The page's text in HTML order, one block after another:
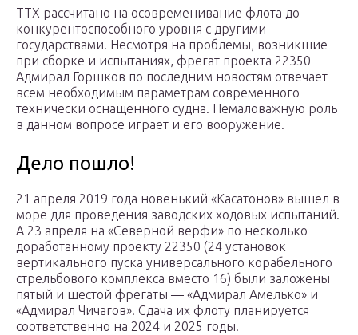
ТТХ рассчитано на осовременивание флота до
конкурентоспособного уровня с другими
государствами. Несмотря на проблемы, возникшие
при сборке и испытаниях, фрегат проекта 22350
Адмирал Горшков по последним новостям отвечает
всем необходимым параметрам современного
технически оснащенного судна. Немаловажную роль
в данном вопросе играет и его вооружение.
Дело пошло!
21 апреля 2019 года новенький «Касатонов» вышел в
море для проведения заводских ходовых испытаний.
А 23 апреля на «Северной верфи» по несколько
доработанному проекту 22350 (24 установок
вертикального пуска универсального корабельного
стрельбового комплекса вместо 16) были заложены
пятый и шестой фрегаты — «Адмирал Амелько» и
«Адмирал Чичагов». Сдача их флоту планируется
соответственно на 2024 и 2025 годы.